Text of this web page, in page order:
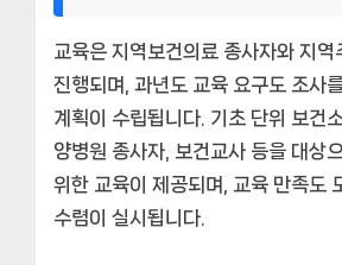
교육은 지역보건의료 종사자와 지역
진행되며, 과년도 교육 요구도 조사
계획이 수립됩니다. 기초 단위 보건
양병원 종사자, 보건교사 등을 대상
위한 교육이 제공되며, 교육 만족도
수렴이 실시됩니다.